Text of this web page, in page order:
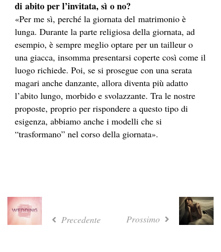
di abito per l’invitata, sì o no?
«Per me sì, perché la giornata del matrimonio è
lunga. Durante la parte religiosa della giornata, ad
esempio, è sempre meglio optare per un tailleur o
una giacca, insomma presentarsi coperte così come il
luogo richiede. Poi, se si prosegue con una serata
magari anche danzante, allora diventa più adatto
l’abito lungo, morbido e svolazzante. Tra le nostre
proposte, proprio per rispondere a questo tipo di
esigenza, abbiamo anche i modelli che si
“trasformano” nel corso della giornata».
Precedente Prossimo